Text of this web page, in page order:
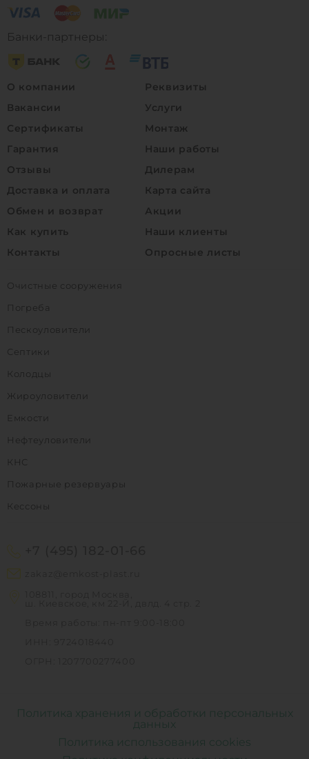
Банки-партнеры:
О компании
Вакансии
Сертификаты
Гарантия
Отзывы
Доставка и оплата
Обмен и возврат
Как купить
Контакты
Реквизиты
Услуги
Монтаж
Наши работы
Дилерам
Карта сайта
Акции
Наши клиенты
Опросные листы
Очистные сооружения
Погреба
Пескоуловители
Септики
Колодцы
Жироуловители
Емкости
Нефтеуловители
КНС
Пожарные резервуары
Кессоны
Политика хранения и обработки персональных
данных
Политика использования cookies